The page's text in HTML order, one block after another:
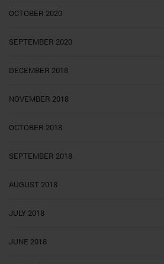
OCTOBER 2020
SEPTEMBER 2020
DECEMBER 2018
NOVEMBER 2018
OCTOBER 2018
SEPTEMBER 2018
AUGUST 2018
JULY 2018
JUNE 2018